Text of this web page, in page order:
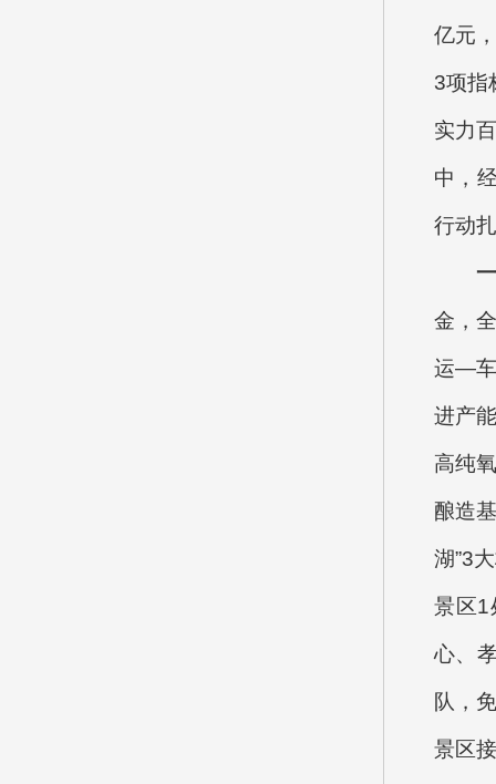
亿元
3项指
实力
中，
行动
金，
运—车
进产
高纯
酿造
湖”3
景区1
心、
队，
景区